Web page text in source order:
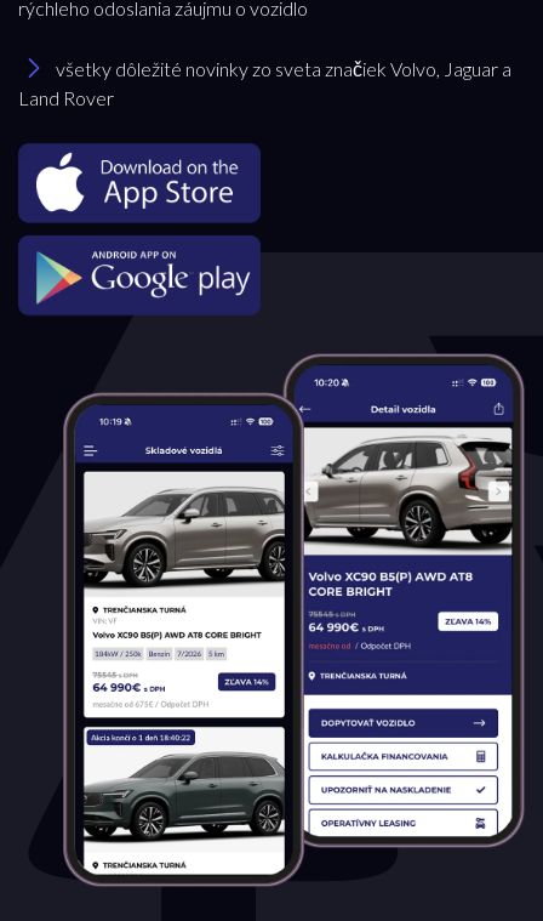
rýchleho odoslania záujmu o vozidlo
všetky dôležité novinky zo sveta značiek Volvo, Jaguar a
Land Rover